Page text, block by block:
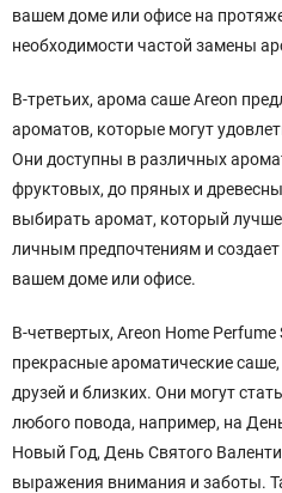
вашем доме или офисе на
необходимости частой замены
В-третьих, арома саше Areon
ароматов, которые могут
Они доступны в различных
фруктовых, до пряных и
выбирать аромат, который
личным предпочтениям и
вашем доме или офисе.
В-четвертых, Areon Home Perfume
прекрасные ароматические
друзей и близких. Они могут
любого повода, например, на
Новый Год, День Святого
выражения внимания и заботы.